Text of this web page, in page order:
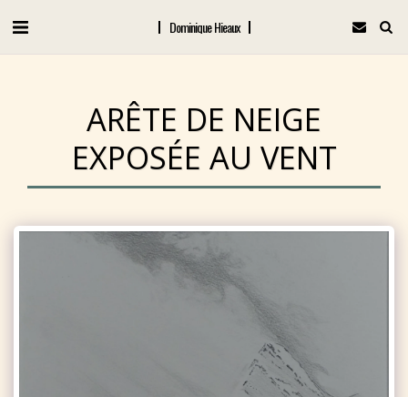
Dominique Hieaux
ARÊTE DE NEIGE
EXPOSÉE AU VENT